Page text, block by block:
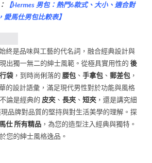
【Hermes 男包：熱門6款式、大小、適合對
愛馬仕男包比較表】
終是品味與工藝的代名詞，融合經典設計與
出獨一無二的紳士風範。從極具實用性的後
袋 ，到時尚俐落的 腰包 、手拿包 、郵差包 ，
的設計語彙，滿足現代男性對於功能與風格
論是經典的 皮夾 、長夾 、短夾 ，還是講究細
現品牌對品質的堅持與對生活美學的理解。探
仕 所有精品 ，為您的造型注入經典與獨特。
您的紳士風格逸品。